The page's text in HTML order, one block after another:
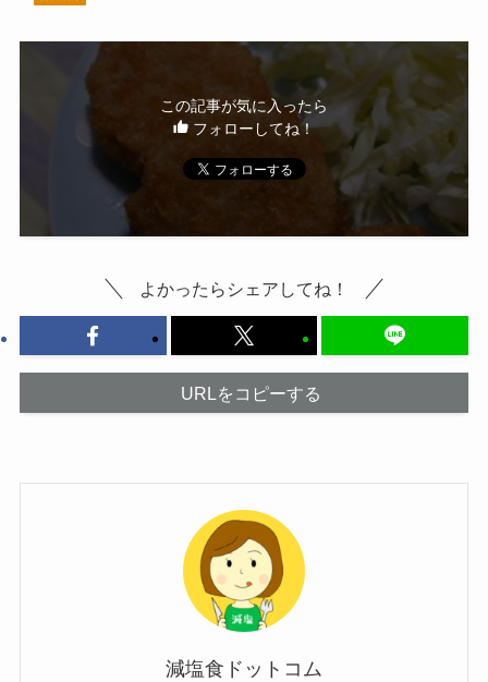
この記事が気に入ったら
フォローしてね！
よかったらシェアしてね！
URLをコピーする
減塩食ドットコム